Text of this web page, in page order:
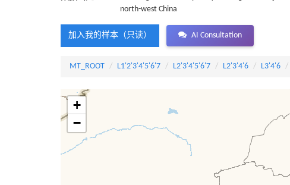
north-west China
加入我的样本（只读） AI Consultation
MT_ROOT L1'2'3'4'5'6'7 L2'3'4'5'6'7 L2'3'4'6 L3'4'6
+
−